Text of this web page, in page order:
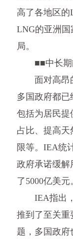
高了各地区的
LNG的亚洲
局。
■■中长期
面对高昂的
多国政府都
包括为居民
占比、提高
限等。IEA统
政府承诺缓解
了5000亿美元
IEA指出，
推到了至关
题，多国政